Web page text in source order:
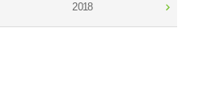
2018